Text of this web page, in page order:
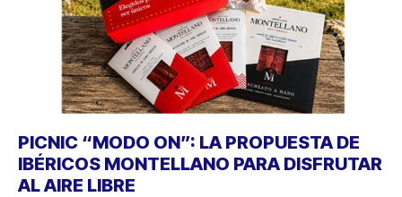
PICNIC “MODO ON”: LA PROPUESTA DE
IBÉRICOS MONTELLANO PARA DISFRUTAR
AL AIRE LIBRE